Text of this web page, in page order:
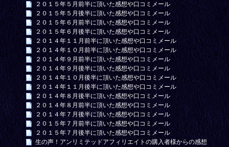
２０１５年５月前半に頂いた感想や口コミメール
２０１５年５月後半に頂いた感想や口コミメール
２０１５年６月前半に頂いた感想や口コミメール
２０１５年６月後半に頂いた感想や口コミメール
２０１４年１１月前半に頂いた感想や口コミメール
２０１４年１０月前半に頂いた感想や口コミメール
２０１４年９月前半に頂いた感想や口コミメール
２０１４年９月後半に頂いた感想や口コミメール
２０１４年１０月後半に頂いた感想や口コミメール
２０１４年１１月後半に頂いた感想や口コミメール
２０１４年８月後半に頂いた感想や口コミメール
２０１４年８月前半に頂いた感想や口コミメール
２０１４年７月後半に頂いた感想や口コミメール
２０１５年７月前半に頂いた感想や口コミメール
２０１５年７月後半に頂いた感想や口コミメール
生の声！アンリミテッドアフィリエイトの購入者様からの感想